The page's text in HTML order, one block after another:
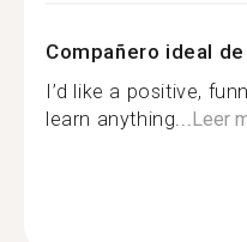
Compañero ideal
I’d like a positive,
learn anything...Leer